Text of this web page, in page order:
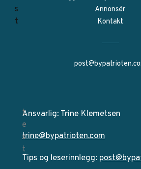
Annonsér
Kontakt
Ansvarlig: Trine Klemetsen
trine@bypatrioten.com
Tips og leserinnlegg: